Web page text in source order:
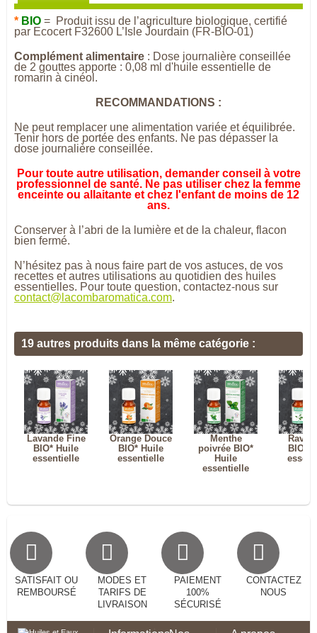
* BIO = Produit issu de l’agriculture biologique, certifié
par Ecocert F32600 L’Isle Jourdain (FR-BIO-01)
Complément alimentaire : Dose journalière conseillée
de 2 gouttes apporte : 0,08 ml d'huile essentielle de
romarin à cinéol.
RECOMMANDATIONS :
Ne peut remplacer une alimentation variée et équilibrée.
Tenir hors de portée des enfants. Ne pas dépasser la
dose journalière conseillée.
Pour toute autre utilisation, demander conseil à votre
professionnel de santé. Ne pas utiliser chez la femme
enceinte ou allaitante et chez l'enfant de moins de 12
ans.
Conserver à l’abri de la lumière et de la chaleur, flacon
bien fermé.
N’hésitez pas à nous faire part de vos astuces, de vos
recettes et autres utilisations au quotidien des huiles
essentielles. Pour toute question, contactez-nous sur
contact@lacombaromatica.com.
19 autres produits dans la même catégorie :
Lavande Fine
BIO* Huile
essentielle
Orange Douce
BIO* Huile
essentielle
Menthe
poivrée BIO*
Huile
essentielle
BIO*
SATISFAIT OU
REMBOURSÉ
MODES ET
TARIFS DE
LIVRAISON
PAIEMENT
100%
SÉCURISÉ
CONTACTEZ
NOUS